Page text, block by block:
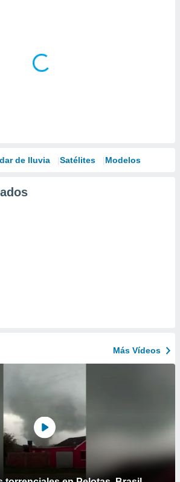
de lluvia Satélites Modelos
Más Vídeos